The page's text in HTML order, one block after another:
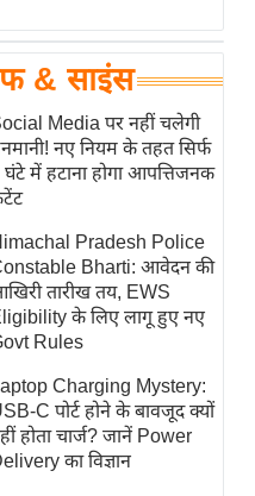
& साइंस
Media पर नहीं चलेगी
नए नियम के तहत सिर्फ
घंटे में हटाना होगा आपत्तिजनक
Pradesh Police
Bharti: आवेदन की
तारीख तय, EWS
के लिए लागू हुए नए
Rules
Charging Mystery:
C पोर्ट होने के बावजूद क्यों
होता चार्ज? जानें Power
का विज्ञान